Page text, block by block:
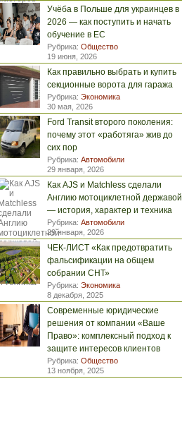
Учёба в Польше для украинцев в
2026 — как поступить и начать
обучение в ЕС
Рубрика: Общество
19 июня, 2026
Как правильно выбрать и купить
секционные ворота для гаража
Рубрика: Экономика
30 мая, 2026
Ford Transit второго поколения:
почему этот «работяга» жив до
сих пор
Рубрика: Автомобили
29 января, 2026
Как AJS и Matchless сделали
Англию мотоциклетной державой
— история, характер и техника
Рубрика: Автомобили
29 января, 2026
ЧЕК-ЛИСТ «Как предотвратить
фальсификации на общем
собрании СНТ»
Рубрика: Экономика
8 декабря, 2025
Современные юридические
решения от компании «Ваше
Право»: комплексный подход к
защите интересов клиентов
Рубрика: Общество
13 ноября, 2025